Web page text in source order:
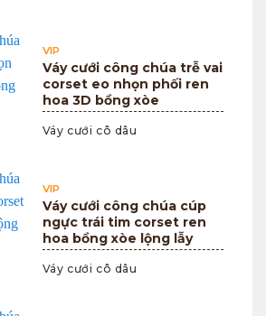
VIP
Váy cưới công chúa trễ vai
corset eo nhọn phối ren
hoa 3D bồng xòe
Váy cưới cô dâu
VIP
Váy cưới công chúa cúp
ngực trái tim corset ren
hoa bồng xòe lộng lẫy
Váy cưới cô dâu